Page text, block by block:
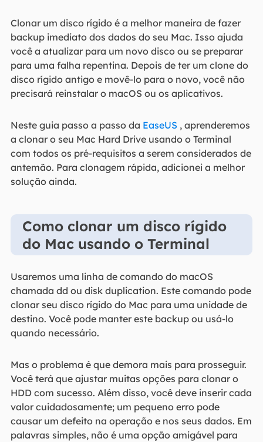
Clonar um disco rígido é a melhor maneira de fazer
backup imediato dos dados do seu Mac. Isso ajuda
você a atualizar para um novo disco ou se preparar
para uma falha repentina. Depois de ter um clone do
disco rígido antigo e movê-lo para o novo, você não
precisará reinstalar o macOS ou os aplicativos.
Neste guia passo a passo da EaseUS , aprenderemos
a clonar o seu Mac Hard Drive usando o Terminal
com todos os pré-requisitos a serem considerados de
antemão. Para clonagem rápida, adicionei a melhor
solução ainda.
Como clonar um disco rígido
do Mac usando o Terminal
Usaremos uma linha de comando do macOS
chamada dd ou disk duplication. Este comando pode
clonar seu disco rígido do Mac para uma unidade de
destino. Você pode manter este backup ou usá-lo
quando necessário.
Mas o problema é que demora mais para prosseguir.
Você terá que ajustar muitas opções para clonar o
HDD com sucesso. Além disso, você deve inserir cada
valor cuidadosamente; um pequeno erro pode
causar um defeito na operação e nos seus dados. Em
palavras simples, não é uma opção amigável para